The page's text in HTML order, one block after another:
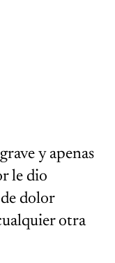
y apenas
le dio
dolor
otra